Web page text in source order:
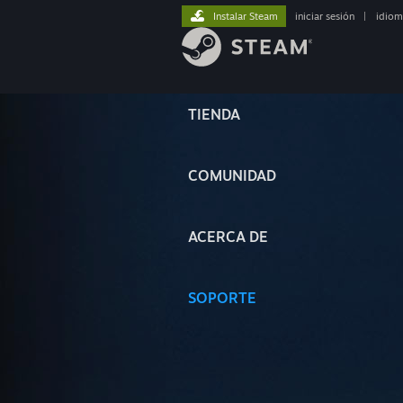
TIENDA
COMUNIDAD
ACERCA DE
SOPORTE
Instalar Steam iniciar sesión